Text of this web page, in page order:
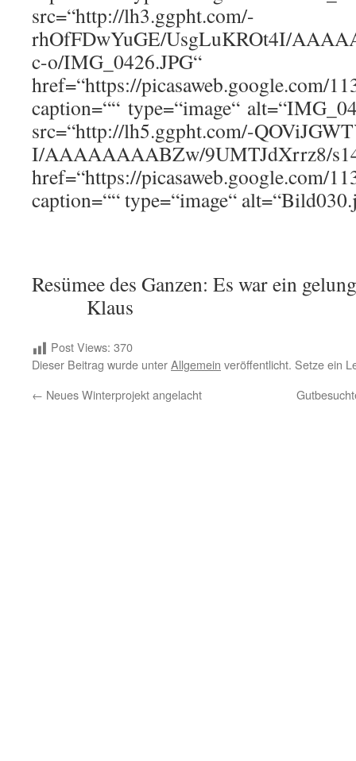
src=“http://lh3.ggpht.com/-
rhOfFDwYuGE/UsgLuKROt4I/
c-o/IMG_0426.JPG“
href=“https://picasaweb.google.com/
caption=““ type=“image“
src=“http://lh5.ggpht.com/-
I/AAAAAAAABZw/9UMTJdXrrz8/
href=“https://picasaweb.google.com/
caption=““ type=“image“
Resümee des Ganzen: Es war ein
Klaus
Post Views: 370
Dieser Beitrag wurde unterAllgemein veröffentlicht. Setze ein
← Neues Winterprojekt angelacht